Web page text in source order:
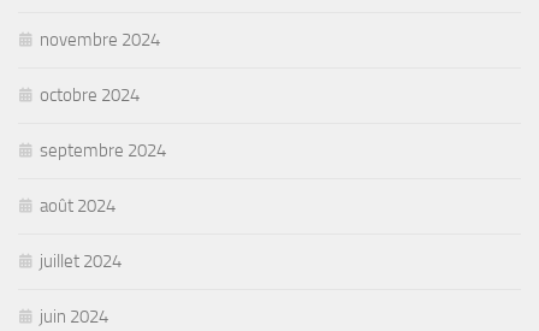
novembre 2024
octobre 2024
septembre 2024
août 2024
juillet 2024
juin 2024